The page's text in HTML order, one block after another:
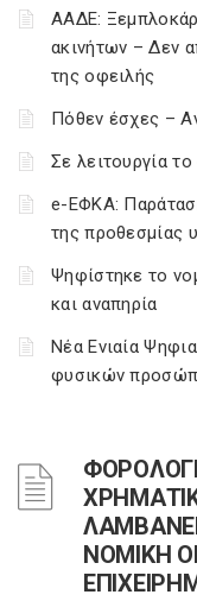
ΑΑΔΕ:
ακινήτων – Δεν
της οφειλής
Πόθεν έσχες –
Σε λειτουργία
e-ΕΦΚΑ:
της
Ψηφίστηκε το
και αναπηρία
Νέα Ενιαία
φυσικών
ΝΟΜΙΚΗ